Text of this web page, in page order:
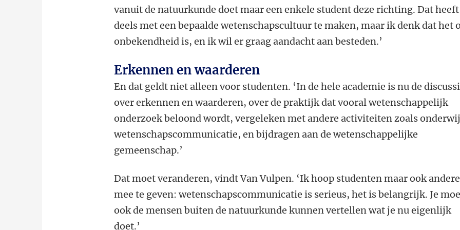
vanuit de natuurkunde doet maar een enkele student deze richting. Dat heeft
deels met een bepaalde wetenschapscultuur te maken, maar ik denk dat het
onbekendheid is, en ik wil er graag aandacht aan besteden.’
Erkennen en waarderen
En dat geldt niet alleen voor studenten. ‘In de hele academie is nu de
over erkennen en waarderen, over de praktijk dat vooral wetenschappelijk
onderzoek beloond wordt, vergeleken met andere activiteiten zoals
wetenschapscommunicatie, en bijdragen aan de wetenschappelijke
gemeenschap.’
Dat moet veranderen, vindt Van Vulpen. ‘Ik hoop studenten maar ook
mee te geven: wetenschapscommunicatie is serieus, het is belangrijk. Je
ook de mensen buiten de natuurkunde kunnen vertellen wat je nu eigenlijk
doet.’